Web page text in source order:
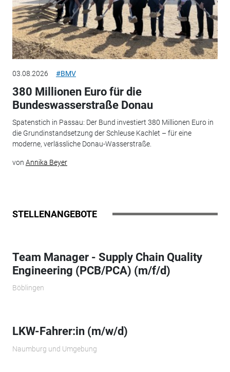
03.08.2026 #BMV
380 Millionen Euro für die
Bundeswasserstraße Donau
Spatenstich in Passau: Der Bund investiert 380 Millionen Euro in
die Grundinstandsetzung der Schleuse Kachlet – für eine
moderne, verlässliche Donau-Wasserstraße.
von Annika Beyer
STELLENANGEBOTE
Team Manager - Supply Chain Quality
Engineering (PCB/PCA) (m/f/d)
Böblingen
LKW-Fahrer:in (m/w/d)
Naumburg und Umgebung